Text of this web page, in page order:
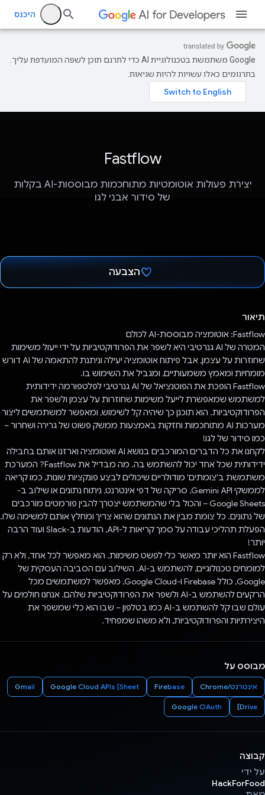
היכנס
‫Google משתמשת בטכנולוגיית AI כדי לתרגם תוכן לשפה המועדפת עליך.
בתרגומים כאלו עשויות להיות שגיאות.
Fastflow
יצירת פעולות אוטומטיות מתוחכמות מבוססות-AI בקלות
של סידור אבני לגו
הצבעה
תיאור
Fastflow: אוטומציה מבוססת-AI לכולם
המטרה של AI גנרטיבי היא לשפר את הפרודוקטיביות על ידי ייעול משימות
שחוזרות על עצמן, אבל פיתוח אוטומציה יעילה וניתנת להתאמה של AI דורש
מומחיות ומאמץ משמעותיים, ומגביל את השימוש בו.
Fastflow הופכת את הפוטנציאל של AI גנרטיבי לפלטפורמה ידידותית
למשתמש שמאפשרת לייעל משימות שחוזרות על עצמן ולשפר את
הפרודוקטיביות. הוא תוכנן כך שיהיה קל לשימוש, ומאפשר למשתמשים ליצור
מערכות AI מתוחכמות וחזקות באמצעות ממשק פשוט של גרירה ושחרור –
כמו סידור של לגו!
לקחנו את כל הדברים המורכבים בנושא AI ואוטומציה וארזנו אותם בחבילה
ידידותית שכל אחד יכול להשתמש בה. מה מבדיל את Fastflow? המערכת
משתמשת ב'צומתים' מודולריים שיכולים לבצע פונקציות שונות, כמו קריאה
לממשקי Gemini API, סריקה של דפי אינטרנט, ניתוח נתונים או שילוב ב-
Google Sheets – והכול בלי שהמשתמש יצטרך להבין פורמטים מורכבים
של נתונים. כל צומת מבין את הנתונים שהוא צריך ומחלץ אותם למשימה שלו.
הפעלת תהליכי עבודה על סמך קריאות ל-API, הודעות ב-Slack ועוד הרבה
יותר!
Fastflow הוא יותר מאשר כלי לפשט משימות. הוא מאפשר לכל אחד, ולא רק
למומחים טכנולוגיים, להשתמש ב-AI. השילוב עם הסביבה העסקית של
Google, כולל Firebase ו-Google Cloud, מאפשר למשתמשים מכל
הרקעים להשתמש ב-AI ולשפר את הפרודוקטיביות שלהם. אנחנו חולמים על
עולם שבו קל להשתמש ב-AI כמו בטלפון – שבו הוא כלי שמשפר את
היצירתיות והפרודוקטיביות, ולא משהו שמפחיד.
מבוסס על
אינטרנט/Chrome Firebase
Google Cloud APIs [Sheet
Gmail
Drive]
Google OAuth
קבוצה
על ידי
HackForFood